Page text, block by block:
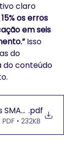
claro
os erros
em seis
Isso
do
do conteúdo
.pdf
• 232KB